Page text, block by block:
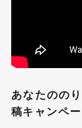
あなたのの
稿キャンペ